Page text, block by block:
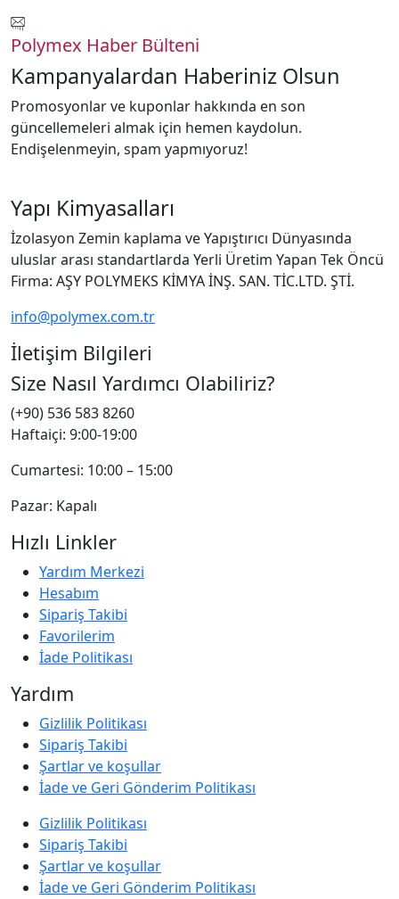
Polymex Haber Bülteni
Kampanyalardan Haberiniz Olsun
Promosyonlar ve kuponlar hakkında en son
güncellemeleri almak için hemen kaydolun.
Endişelenmeyin, spam yapmıyoruz!
Yapı Kimyasalları
İzolasyon Zemin kaplama ve Yapıştırıcı Dünyasında
uluslar arası standartlarda Yerli Üretim Yapan Tek Öncü
Firma: AŞY POLYMEKS KİMYA İNŞ. SAN. TİC.LTD. ŞTİ.
info@polymex.com.tr
İletişim Bilgileri
Size Nasıl Yardımcı Olabiliriz?
(+90) 536 583 8260
Haftaiçi: 9:00-19:00
Cumartesi: 10:00 – 15:00
Pazar: Kapalı
Hızlı Linkler
Yardım Merkezi
Hesabım
Sipariş Takibi
Favorilerim
İade Politikası
Yardım
Gizlilik Politikası
Sipariş Takibi
Şartlar ve koşullar
İade ve Geri Gönderim Politikası
Gizlilik Politikası
Sipariş Takibi
Şartlar ve koşullar
İade ve Geri Gönderim Politikası